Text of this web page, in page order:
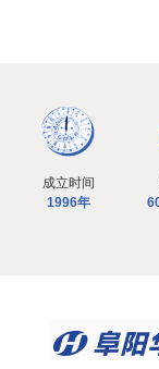
成立时间
1996年